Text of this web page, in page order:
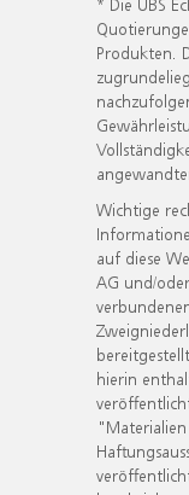
Produkten.
Wichtige
auf diese
AG und/
hierin